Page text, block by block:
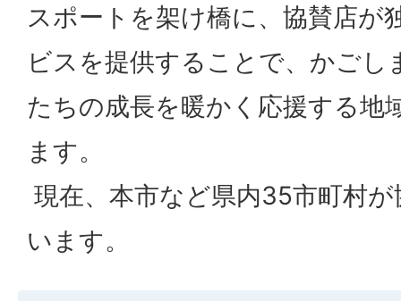
スポートを架け橋に、協賛店が
ビスを提供することで、かごし
たちの成長を暖かく応援する地
ます。
現在、本市など県内35市町村
います。